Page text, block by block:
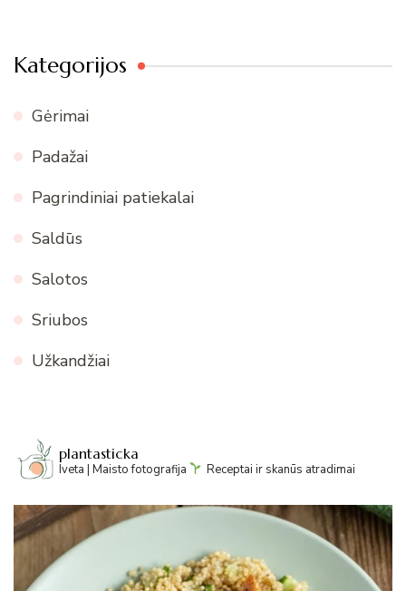
Kategorijos
Gėrimai
Padažai
Pagrindiniai patiekalai
Saldūs
Salotos
Sriubos
Užkandžiai
plantasticka
Iveta | Maisto fotografija Receptai ir skanūs atradimai